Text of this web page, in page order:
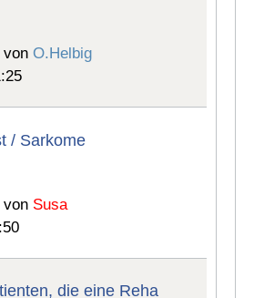
vonO.Helbig
/ Sarkome
von Susa
die eine Reha